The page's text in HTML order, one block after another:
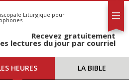
Liturgique pour
Recevez gratuitement
lectures du jour par courriel
HEURES LA BIBLE